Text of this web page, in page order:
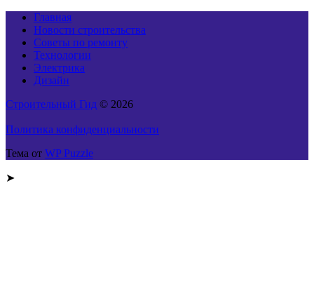
Главная
Новости строительства
Советы по ремонту
Технологии
Электрика
Дизайн
Строительный Гид © 2026
Политика конфиденциальности
Тема от WP Puzzle
➤